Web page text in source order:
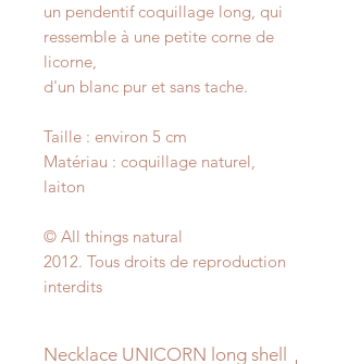
un pendentif coquillage long, qui
ressemble à une petite corne de
licorne,
d'un blanc pur et sans tache.
Taille : environ 5 cm
Matériau : coquillage naturel,
laiton
© All things natural
2012. Tous droits de reproduction
interdits
Necklace UNICORN long shell